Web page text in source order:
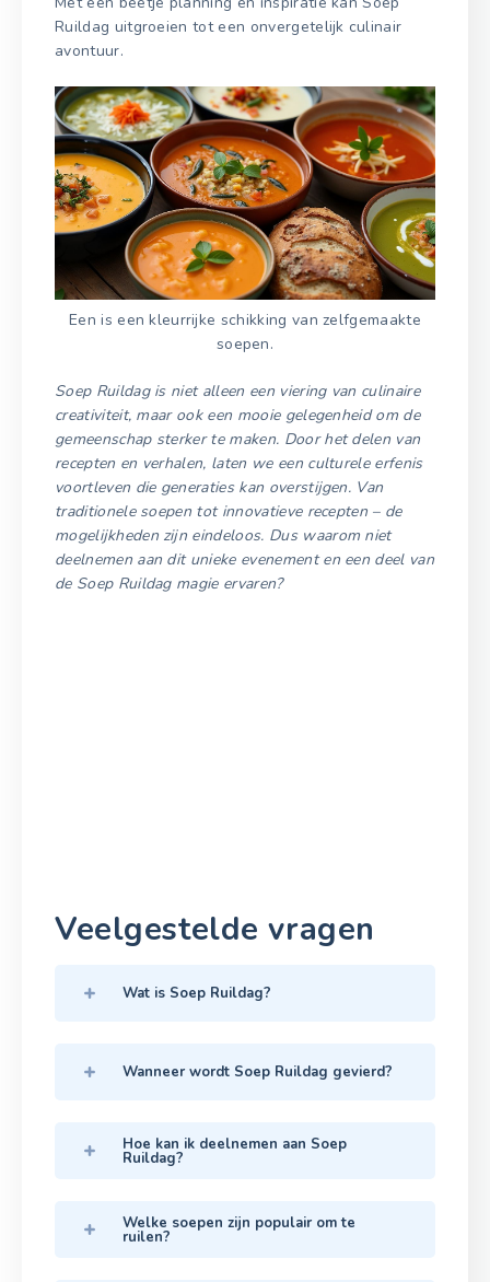
Ruildag uitgroeien tot een onvergetelijk culinair
avontuur.
Een is een kleurrijke schikking van zelfgemaakte
soepen.
Soep Ruildag is niet alleen een viering van culinaire
creativiteit, maar ook een mooie gelegenheid om de
gemeenschap sterker te maken. Door het delen van
recepten en verhalen, laten we een culturele erfenis
voortleven die generaties kan overstijgen. Van
traditionele soepen tot innovatieve recepten – de
mogelijkheden zijn eindeloos. Dus waarom niet
deelnemen aan dit unieke evenement en een deel van
de Soep Ruildag magie ervaren?
Veelgestelde vragen
Wat is Soep Ruildag?
Wanneer wordt Soep Ruildag gevierd?
Hoe kan ik deelnemen aan Soep
Ruildag?
Welke soepen zijn populair om te
ruilen?